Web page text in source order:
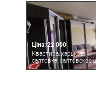
Ціна: 22 000
Квартира, харьков,
салтовка, салтовское